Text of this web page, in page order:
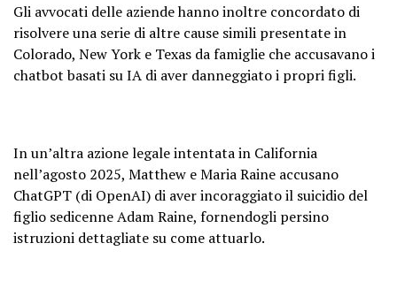
Gli avvocati delle aziende hanno inoltre concordato di
risolvere una serie di altre cause simili presentate in
Colorado, New York e Texas da famiglie che accusavano i
chatbot basati su IA di aver danneggiato i propri figli.
In un’altra azione legale intentata in California
nell’agosto 2025, Matthew e Maria Raine accusano
ChatGPT (di OpenAI) di aver incoraggiato il suicidio del
figlio sedicenne Adam Raine, fornendogli persino
istruzioni dettagliate su come attuarlo.